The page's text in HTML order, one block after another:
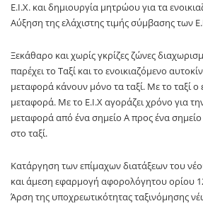
Ε.Ι.Χ. και δημιουργία μητρώου για τα
Αύξηση της ελάχιστης τιμής σύμβασης των
Ξεκάθαρο και χωρίς γκρίζες ζώνες
παρέχει το Ταξί και το ενοικιαζόμενο
μεταφορά κάνουν μόνο τα ταξί. Με το ταξί ο
μεταφορά. Με το Ε.Ι.Χ αγοράζει χρόνο για
μεταφορά από ένα σημείο Α προς ένα σημείο
στο ταξί.
Κατάργηση των επίμαχων διατάξεων του
και άμεση εφαρμογή αφορολόγητου ορίου
Άρση της υποχρεωτικότητας ταξινόμησης